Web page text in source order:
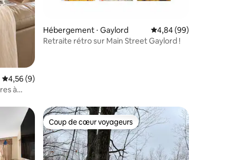
Évaluation moyenne sur la base de 9 commentaires : 4,56 sur 5
4,56 (9)
à
Hébergement ⋅ Gaylord Évaluation moyenne
4,84 (99)
Retraite rétro sur Main Street Gaylord !
Coup de cœur voyageurs
Coup de cœur voyageurs